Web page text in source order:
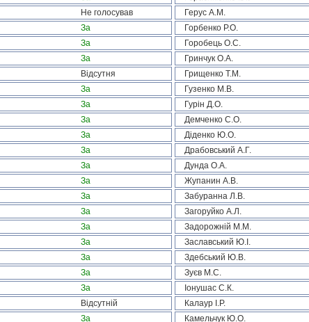
Не голосував Герус А.М.
За Горбенко Р.О.
За Горобець О.С.
За Гринчук О.А.
Відсутня Грищенко Т.М.
За Гузенко М.В.
За Гурін Д.О.
За Демченко С.О.
За Діденко Ю.О.
За Драбовський А.Г.
За Дунда О.А.
За Жупанин А.В.
За Забуранна Л.В.
За Загоруйко А.Л.
За Задорожній М.М.
За Заславський Ю.І.
За Здебський Ю.В.
За Зуєв М.С.
За Іонушас С.К.
Відсутній Калаур І.Р.
За Камельчук Ю.О.